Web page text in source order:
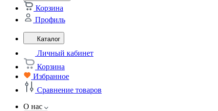
Корзина
Профиль
Каталог
Личный кабинет
Корзина
Избранное
Сравнение товаров
О нас